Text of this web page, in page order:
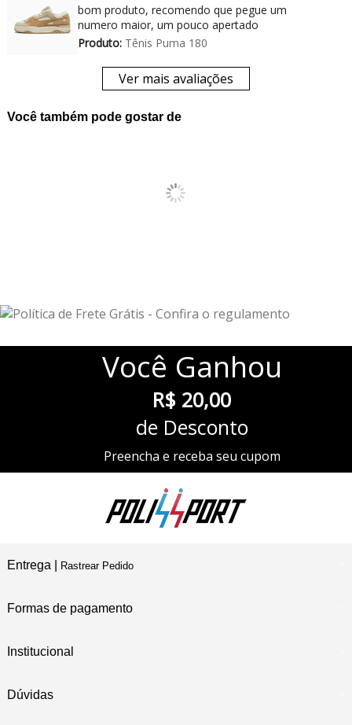
bom produto, recomendo que pegue um
numero maior, um pouco apertado
Produto:Tênis Puma 180
Ver mais avaliações
Você também pode gostar de
Você Ganhou
R$ 20,00
de Desconto
Preencha e receba seu cupom
Entrega | Rastrear Pedido
Formas de pagamento
Institucional
Dúvidas